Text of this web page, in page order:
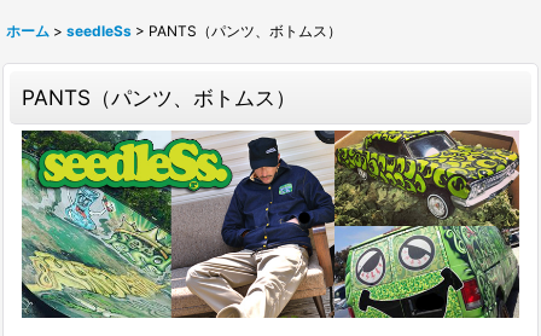
ホーム > seedleSs > PANTS（パンツ、ボトムス）
PANTS（パンツ、ボトムス）